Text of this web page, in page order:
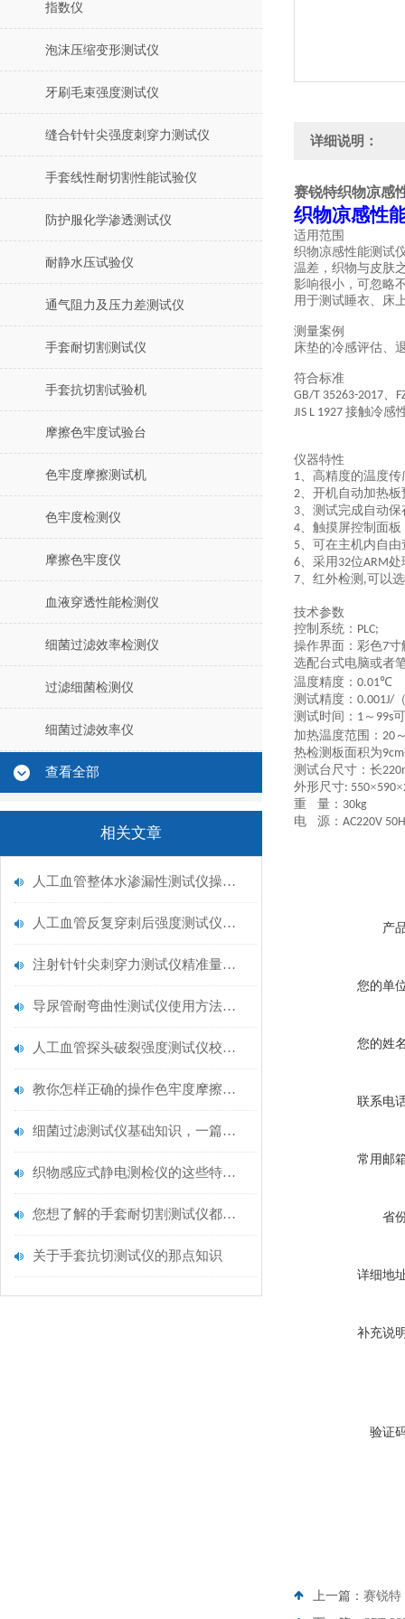
指数仪
泡沫压缩变形测试仪
牙刷毛束强度测试仪
缝合针针尖强度刺穿力测试仪
手套线性耐切割性能试验仪
防护服化学渗透测试仪
耐静水压试验仪
通气阻力及压力差测试仪
手套耐切割测试仪
手套抗切割试验机
摩擦色牢度试验台
色牢度摩擦测试机
色牢度检测仪
摩擦色牢度仪
血液穿透性能检测仪
细菌过滤效率检测仪
过滤细菌检测仪
细菌过滤效率仪
查看全部
相关文章
人工血管整体水渗漏性测试仪操作中最容易出错的步骤
人工血管反复穿刺后强度测试仪是什么？透析患者的“生命管“质量靠它把关！
注射针针尖刺穿力测试仪精准量化针尖锋利度，构筑临床安全防线
导尿管耐弯曲性测试仪使用方法与操作规范
人工血管探头破裂强度测试仪校准规范：精准赋能医疗安全的技术基准
教你怎样正确的操作色牢度摩擦测试机
细菌过滤测试仪基础知识，一篇搞定
织物感应式静电测检仪的这些特点很少有人都知道
您想了解的手套耐切割测试仪都在这里了
关于手套抗切测试仪的那点知识
详细说明：
赛锐特织物凉感
织物凉感性
适用范围
织物凉感性能测试
温差，织物与皮肤
影响很小，可忽略
用于测试睡衣、床
测量案例
床垫的冷感评估、
符合标准
GB/T 35263-2017、
JIS L 1927 接触冷感
仪器特性
1、高精度的温度
2、开机自动加热
3、测试完成自动
4、触摸屏控制面
5、可在主机内自
6、采用 32位ARM处
7、红外检测 ,可以
技术参数
控制系统： PLC;
操作界面：彩色7寸
选配台式电脑或者
温度精度： 0.01℃
测试精度： 0.001J/
测试时间： 1 ～ 99s
加热温度范围： 20
热检测板面积为9cm
测试台尺寸：长
外形尺寸: 550×590×
重
量： 30kg
电
源： AC220V
产
您的单
您的姓
联系电
常用邮
省
详细地
补充说
验证
上一篇： 赛锐特